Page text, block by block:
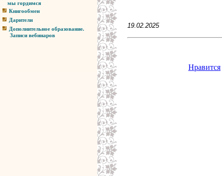
мы гордимся
Книгообмен
Дарители
Дополнительное образование.
Записи вебинаров
19.02.2025
Нравится